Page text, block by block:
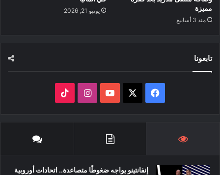
مميزة
منذ 3 أسابيع
يونيو 21, 2026
تابعونا
فيسبوك ‫YouTubeانستقرام
إنفانتينو يواجه ضغوطًا متصاعدة.. اتحادات أوروبية